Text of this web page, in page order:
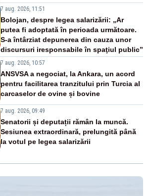
7 aug. 2026, 11:51
Bolojan, despre legea salarizării: „Ar
putea fi adoptată în perioada următoare.
S-a întârziat depunerea din cauza unor
discursuri iresponsabile în spaţiul public”
7 aug. 2026, 10:57
ANSVSA a negociat, la Ankara, un acord
pentru facilitarea tranzitului prin Turcia al
carcaselor de ovine și bovine
7 aug. 2026, 09:49
Senatorii și deputații rămân la muncă.
Sesiunea extraordinară, prelungită până
la votul pe legea salarizării